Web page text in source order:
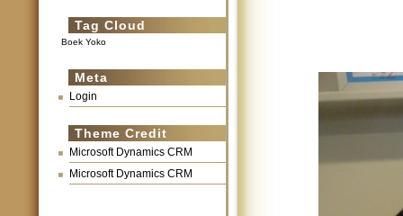
Tag Cloud
Boek Yoko
Meta
Login
Theme Credit
Microsoft Dynamics CRM
Microsoft Dynamics CRM